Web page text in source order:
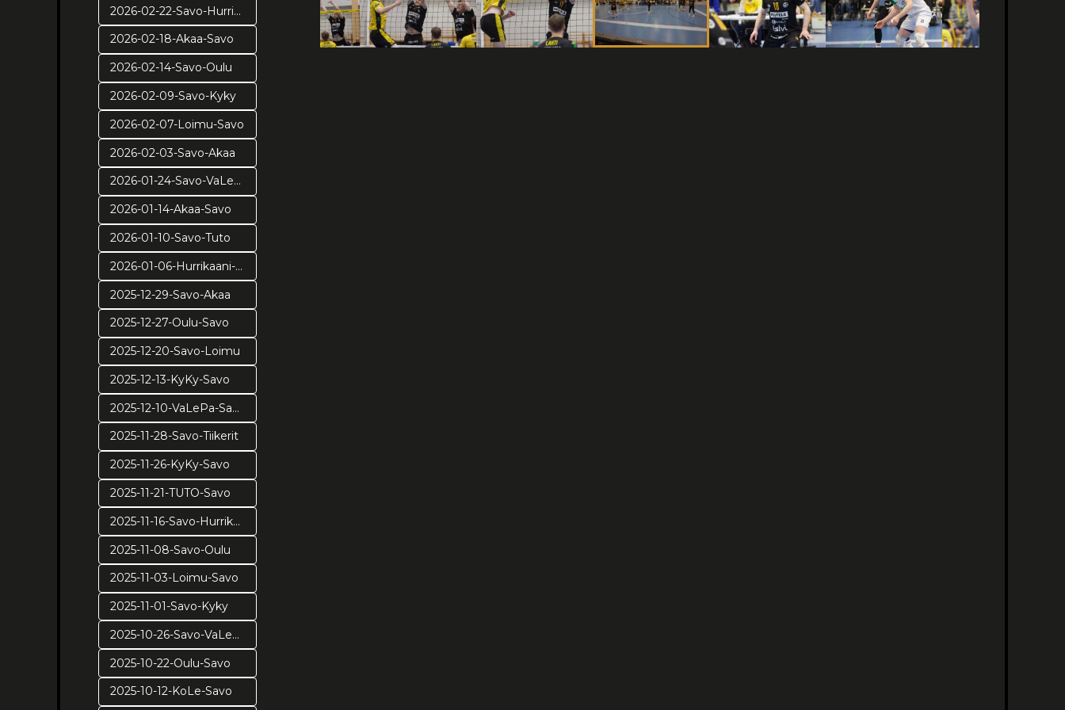
2026-02-22-Savo-Hurrikaani
2026-02-18-Akaa-Savo
2026-02-14-Savo-Oulu
2026-02-09-Savo-Kyky
2026-02-07-Loimu-Savo
2026-02-03-Savo-Akaa
2026-01-24-Savo-VaLePa
2026-01-14-Akaa-Savo
2026-01-10-Savo-Tuto
2026-01-06-Hurrikaani-Savo KUVAT: Juuso Riponiemi
2025-12-29-Savo-Akaa
2025-12-27-Oulu-Savo
2025-12-20-Savo-Loimu
2025-12-13-KyKy-Savo
2025-12-10-VaLePa-Savo
2025-11-28-Savo-Tiikerit
2025-11-26-KyKy-Savo
2025-11-21-TUTO-Savo
2025-11-16-Savo-Hurrikaani
2025-11-08-Savo-Oulu
2025-11-03-Loimu-Savo
2025-11-01-Savo-Kyky
2025-10-26-Savo-VaLePa
2025-10-22-Oulu-Savo
2025-10-12-KoLe-Savo